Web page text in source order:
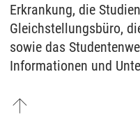
Erkrankung, die
Gleichstellungsbüro,
sowie das
Informationen und